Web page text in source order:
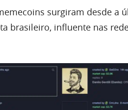
surgiram desde a
brasileiro, influente nas